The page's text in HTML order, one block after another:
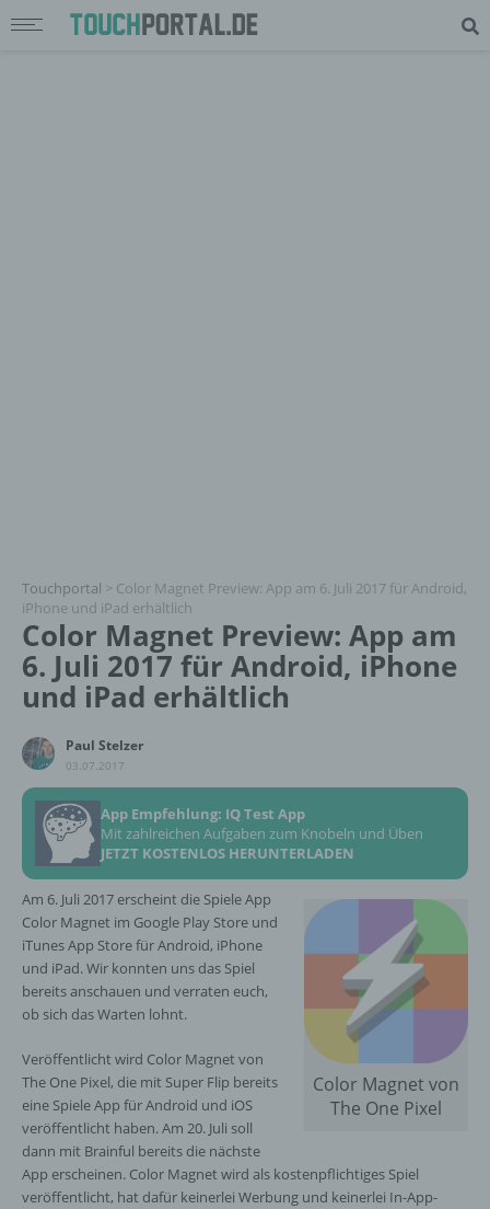
Touchportal > Color Magnet Preview: App am 6. Juli 2017 für Android,
iPhone und iPad erhältlich
Color Magnet Preview: App am
6. Juli 2017 für Android, iPhone
und iPad erhältlich
Paul Stelzer
03.07.2017
App Empfehlung: IQ Test App
Mit zahlreichen Aufgaben zum Knobeln und Üben
JETZT KOSTENLOS HERUNTERLADEN
Color Magnet von
The One Pixel
Am 6. Juli 2017 erscheint die Spiele App
Color Magnet im Google Play Store und
iTunes App Store für Android, iPhone
und iPad. Wir konnten uns das Spiel
bereits anschauen und verraten euch,
ob sich das Warten lohnt.
Veröffentlicht wird Color Magnet von
The One Pixel, die mit Super Flip bereits
eine Spiele App für Android und iOS
veröffentlicht haben. Am 20. Juli soll
dann mit Brainful bereits die nächste
App erscheinen. Color Magnet wird als kostenpflichtiges Spiel
veröffentlicht, hat dafür keinerlei Werbung und keinerlei In-App-